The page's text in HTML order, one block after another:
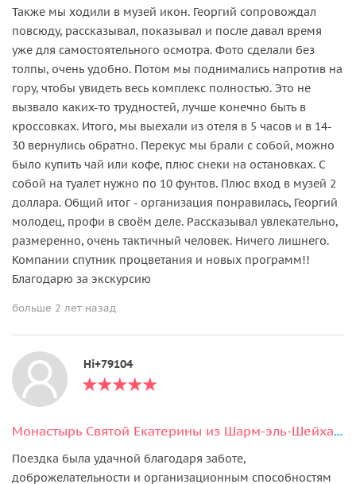
Также мы ходили в музей икон. Георгий сопровождал
повсюду, рассказывал, показывал и после давал время
уже для самостоятельного осмотра. Фото сделали без
толпы, очень удобно. Потом мы поднимались напротив на
гору, чтобы увидеть весь комплекс полностью. Это не
вызвало каких-то трудностей, лучше конечно быть в
кроссовках. Итого, мы выехали из отеля в 5 часов и в 14-
30 вернулись обратно. Перекус мы брали с собой, можно
было купить чай или кофе, плюс снеки на остановках. С
собой на туалет нужно по 10 фунтов. Плюс вход в музей 2
доллара. Общий итог - организация понравилась, Георгий
молодец, профи в своём деле. Рассказывал увлекательно,
размеренно, очень тактичный человек. Ничего лишнего.
Компании спутник процветания и новых программ!!
Благодарю за экскурсию
больше 2 лет назад
Hi+79104
Монастырь Святой Екатерины из Шарм-эль-Шейха с гидом.
Поездка была удачной благодаря заботе,
доброжелательности и организационным способностям